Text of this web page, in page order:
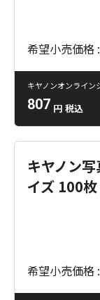
希望小売価格
キヤノンオンライン
807 円 税込
キヤノン
イズ 100枚
希望小売価格